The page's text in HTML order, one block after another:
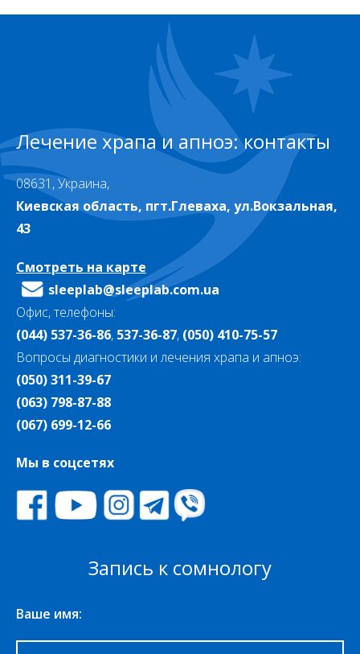
Лечение храпа и апноэ: контакты
08631, Украина,
Киевская область, пгт.Глеваха, ул.Вокзальная,
43
Смотреть на карте
sleeplab@sleeplab.com.ua
Офис, телефоны:
(044) 537-36-86, 537-36-87, (050) 410-75-57
Вопросы диагностики и лечения храпа и апноэ:
(050) 311-39-67
(063) 798-87-88
(067) 699-12-66
Мы в соцсетях
Запись к сомнологу
Ваше имя: